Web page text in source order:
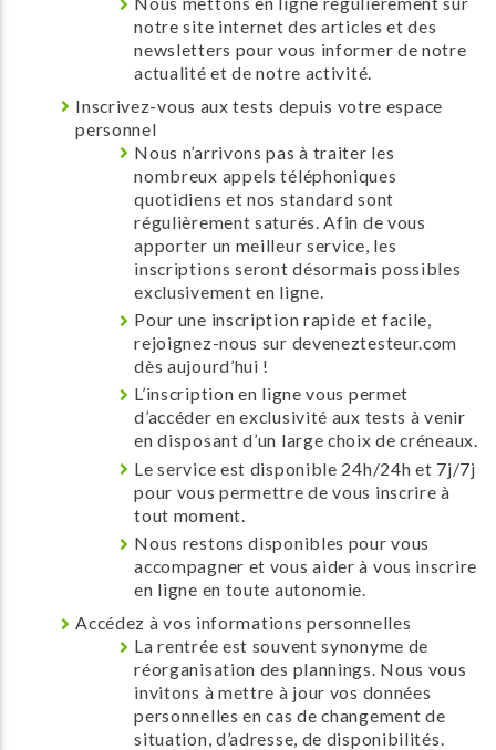
notre site internet des articles et des
newsletters pour vous informer de notre
actualité et de notre activité.
Inscrivez-vous aux tests depuis votre espace
personnel
Nous n’arrivons pas à traiter les
nombreux appels téléphoniques
quotidiens et nos standard sont
régulièrement saturés. Afin de vous
apporter un meilleur service, les
inscriptions seront désormais possibles
exclusivement en ligne.
Pour une inscription rapide et facile,
rejoignez-nous sur deveneztesteur.com
dès aujourd’hui !
L’inscription en ligne vous permet
d’accéder en exclusivité aux tests à venir
en disposant d’un large choix de créneaux.
Le service est disponible 24h/24h et 7j/7j
pour vous permettre de vous inscrire à
tout moment.
Nous restons disponibles pour vous
accompagner et vous aider à vous inscrire
en ligne en toute autonomie.
Accédez à vos informations personnelles
La rentrée est souvent synonyme de
réorganisation des plannings. Nous vous
invitons à mettre à jour vos données
personnelles en cas de changement de
situation, d’adresse, de disponibilités.